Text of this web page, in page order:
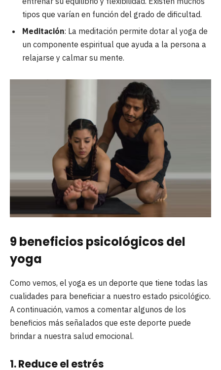
tipos que varían en función del grado de dificultad.
Meditación: La meditación permite dotar al yoga de
un componente espiritual que ayuda a la persona a
relajarse y calmar su mente.
9 beneficios psicológicos del
yoga
Como vemos, el yoga es un deporte que tiene todas las
cualidades para beneficiar a nuestro estado psicológico.
A continuación, vamos a comentar algunos de los
beneficios más señalados que este deporte puede
brindar a nuestra salud emocional.
1. Reduce el estrés